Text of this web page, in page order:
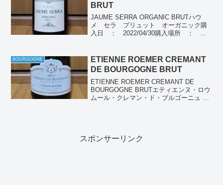
BRUT
JAUME SERRA ORGANIC BRUTハウ
メ セラ ブリュット オーガニック購
入日 ： 2022/04/30購入場所 ： ス
ぶどう品種：チャレロ、マカ...
BOURGOGNE
ETIENNE ROEMER CREMANT
DE BOURGOGNE BRUT
ETIENNE ROEMER CREMANT DE
BOURGOGNE BRUTエティエンヌ・ロウ
ムール・クレマン・ド・ブルゴーニュ ブ
スポンサーリンク